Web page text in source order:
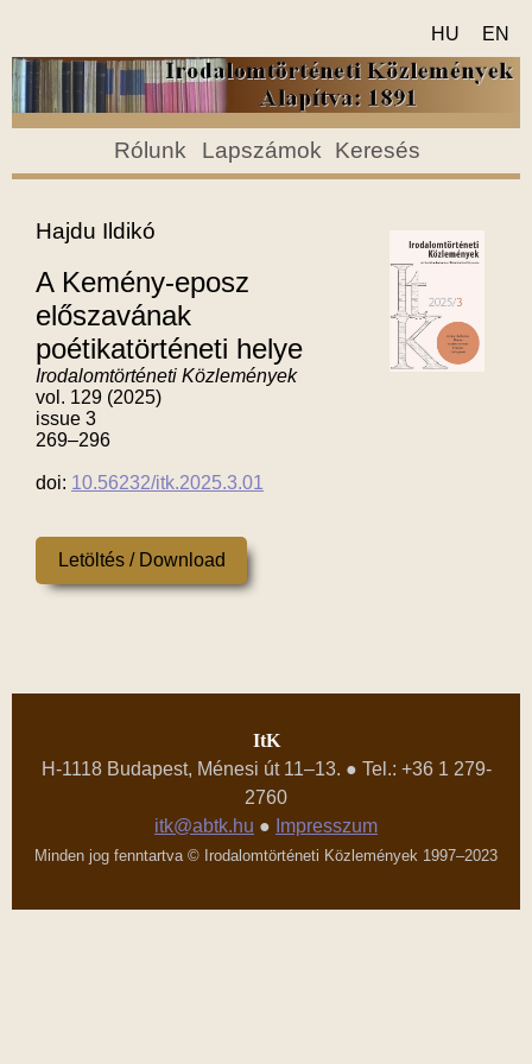
HU EN
Rólunk Lapszámok Keresés
Hajdu Ildikó
A Kemény-eposz
előszavának
poétikatörténeti helye
Irodalomtörténeti Közlemények
vol. 129 (2025)
issue 3
269–296
doi: 10.56232/itk.2025.3.01
Letöltés / Download
ItK
H-1118 Budapest, Ménesi út 11–13. ● Tel.: +36 1 279-
2760
itk@abtk.hu ● Impresszum
Minden jog fenntartva © Irodalomtörténeti Közlemények 1997–2023